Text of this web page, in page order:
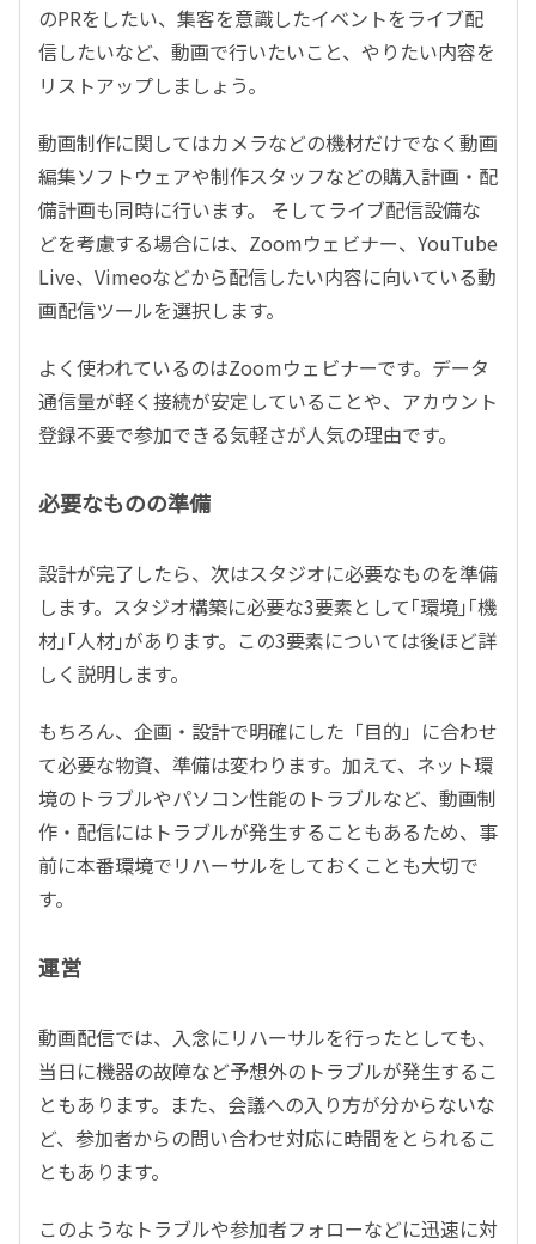
のPRをしたい、集客を意識したイベントをライブ配
信したいなど、動画で行いたいこと、やりたい内容を
リストアップしましょう。
動画制作に関してはカメラなどの機材だけでなく動画
編集ソフトウェアや制作スタッフなどの購入計画・配
備計画も同時に行います。 そしてライブ配信設備な
どを考慮する場合には、Zoomウェビナー、YouTube
Live、Vimeoなどから配信したい内容に向いている動
画配信ツールを選択します。
よく使われているのはZoomウェビナーです。データ
通信量が軽く接続が安定していることや、アカウント
登録不要で参加できる気軽さが人気の理由です。
必要なものの準備
設計が完了したら、次はスタジオに必要なものを準備
します。スタジオ構築に必要な3要素として｢環境｣｢機
材｣｢人材｣があります。この3要素については後ほど詳
しく説明します。
もちろん、企画・設計で明確にした「目的」に合わせ
て必要な物資、準備は変わります。加えて、ネット環
境のトラブルやパソコン性能のトラブルなど、動画制
作・配信にはトラブルが発生することもあるため、事
前に本番環境でリハーサルをしておくことも大切で
す。
運営
動画配信では、入念にリハーサルを行ったとしても、
当日に機器の故障など予想外のトラブルが発生するこ
ともあります。また、会議への入り方が分からないな
ど、参加者からの問い合わせ対応に時間をとられるこ
ともあります。
このようなトラブルや参加者フォローなどに迅速に対